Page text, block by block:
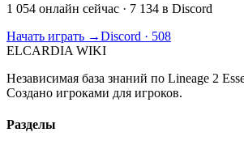
1 054 онлайн сейчас · 7 134 в Discord
Начать играть →Discord · 508
ELCARDIA WIKI
Независимая база знаний по Lineage 2
Создано игроками для игроков.
Разделы